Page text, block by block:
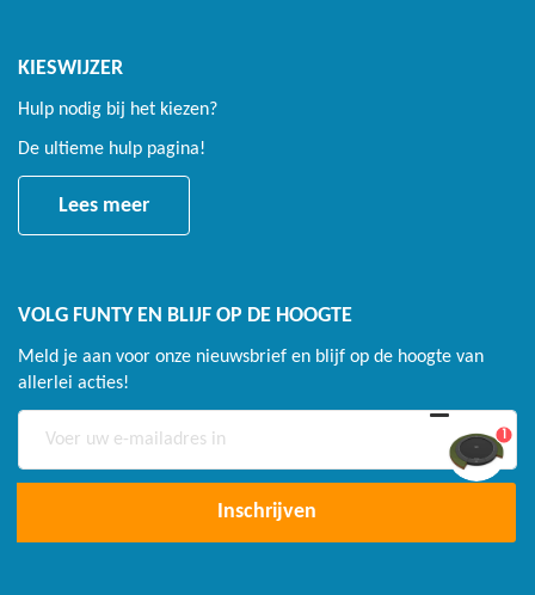
KIESWIJZER
Hulp nodig bij het kiezen?
De ultieme hulp pagina!
Lees meer
VOLG FUNTY EN BLIJF OP DE HOOGTE
Meld je aan voor onze nieuwsbrief en blijf op de hoogte van
allerlei acties!
op
Inschrijven
1